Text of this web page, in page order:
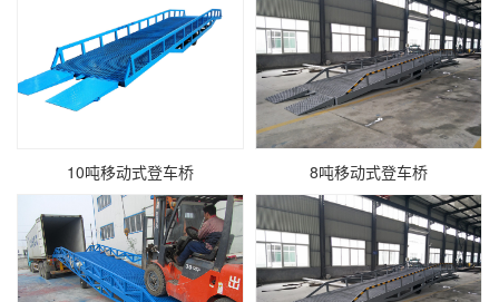
10吨移动式登车桥 8吨移动式登车桥